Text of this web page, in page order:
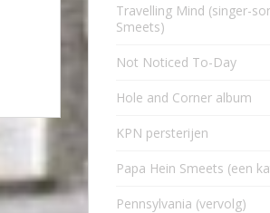
Travelling Mind (singer-
Smeets)
Not Noticed To-Day
Hole and Corner album
KPN persterijen
Papa Hein Smeets (een
Pennsylvania (vervolg)